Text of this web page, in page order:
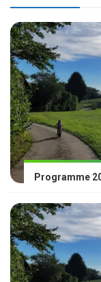
Programme